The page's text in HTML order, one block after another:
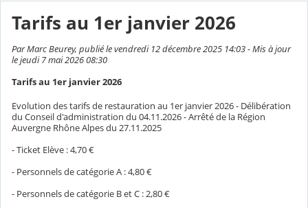
Tarifs au 1er janvier 2026
Par Marc Beurey, publié le vendredi 12 décembre 2025 14:03 - Mis à jour
le jeudi 7 mai 2026 08:30
Tarifs au 1er janvier 2026
Evolution des tarifs de restauration au 1er janvier 2026 - Délibération
du Conseil d'administration du 04.11.2026 - Arrêté de la Région
Auvergne Rhône Alpes du 27.11.2025
- Ticket Elève : 4,70 €
- Personnels de catégorie A : 4,80 €
- Personnels de catégorie B et C : 2,80 €